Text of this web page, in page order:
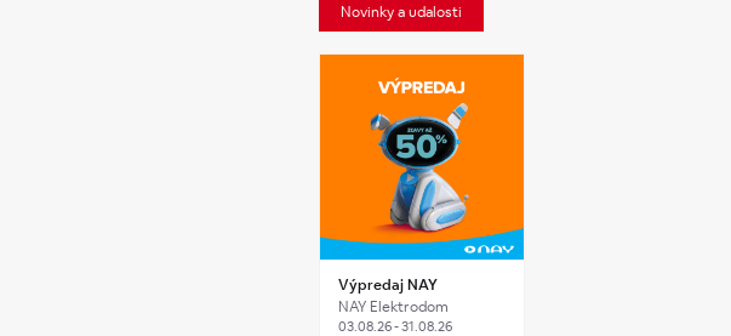
Novinky a udalosti
Výpredaj NAY
NAY Elektrodom
03.08.26 - 31.08.26